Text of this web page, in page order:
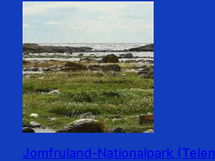
Jomfruland-Nationalpark